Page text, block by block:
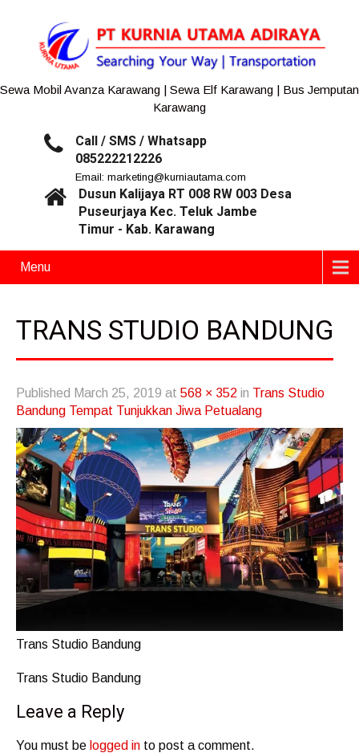
Sewa Mobil Avanza Karawang | Sewa Elf Karawang | Bus Jemputan
Karawang
Call / SMS / Whatsapp
085222212226
Email: marketing@kurniautama.com
Dusun Kalijaya RT 008 RW 003 Desa
Puseurjaya Kec. Teluk Jambe
Timur - Kab. Karawang
Menu
TRANS STUDIO BANDUNG
Published March 25, 2019 at 568 × 352 in Trans Studio
Bandung Tempat Tunjukkan Jiwa Petualang
Trans Studio Bandung
Trans Studio Bandung
Leave a Reply
You must be logged in to post a comment.